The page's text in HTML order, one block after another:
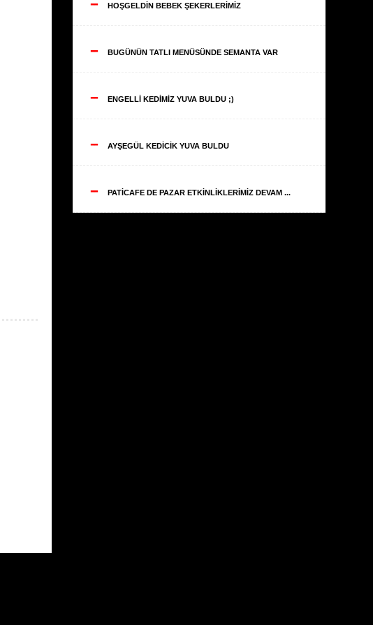
-- HOŞGELDİN BEBEK ŞEKERLERİMİZ
-- BUGÜNÜN TATLI MENÜSÜNDE SEMANTA VAR
-- ENGELLİ KEDİMİZ YUVA BULDU ;)
-- AYŞEGÜL KEDİCİK YUVA BULDU
-- PATİCAFE DE PAZAR ETKİNLİKLERİMİZ DEVAM ...